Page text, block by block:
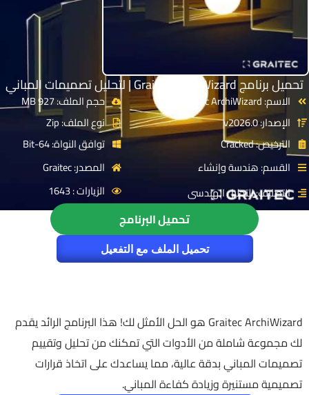
تحميل برنامج Graitec ArchiWizard | لتحليل تصميمات المباني
الاسم: Graitec ArchiWizard
الإصدار: v2026.0
الترخيص: Cracked
القسم: هندسة وإنشاء
التصنيف: التحليل الهندسى
حجم الملف: 927 MB
نوع الملف: Zip
توافق النواة: 64-Bit
المصدر: Graitec
الزيارات : 1643
تحميل البرنامج
تحميل الملف مع التفعيل
Graitec ArchiWizard هو الحل الأمثل لك! هذا البرنامج الرائد يقدم
لك مجموعة شاملة من الأدوات التي تمكنك من تحليل وتقييم
تصميمات المباني بدقة عالية، مما يساعدك على اتخاذ قرارات
تصميمية مستنيرة وزيادة كفاءة المباني.